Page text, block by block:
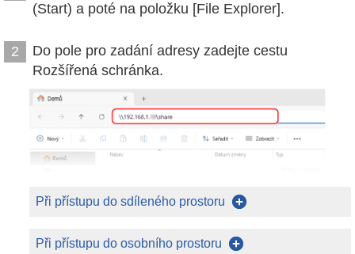
(Start) a poté na položku [File Explorer].
2
Do pole pro zadání adresy zadejte cestu
Rozšířená schránka.
Při přístupu do sdíleného prostoru
Při přístupu do osobního prostoru